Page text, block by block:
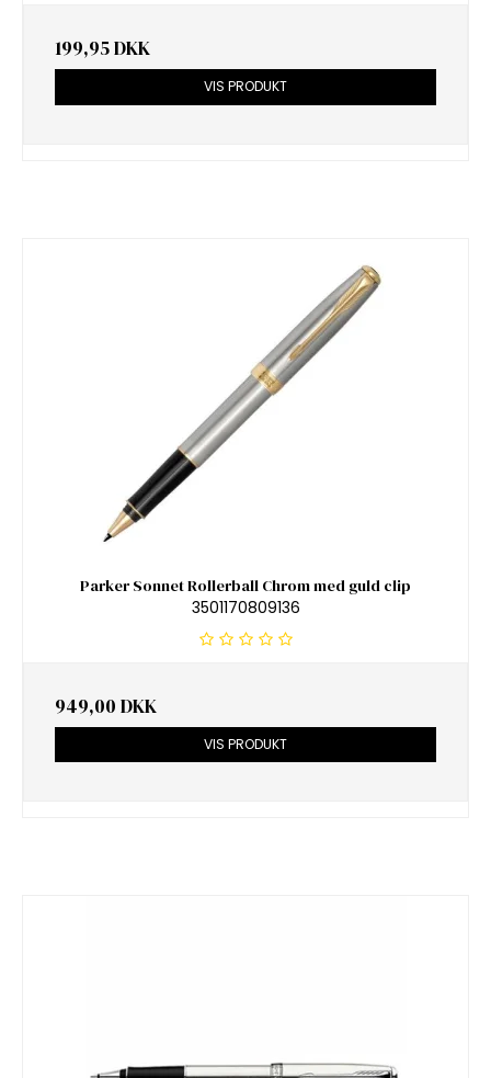
199,95 DKK
VIS PRODUKT
Parker Sonnet Rollerball Chrom med guld clip
3501170809136
949,00 DKK
VIS PRODUKT